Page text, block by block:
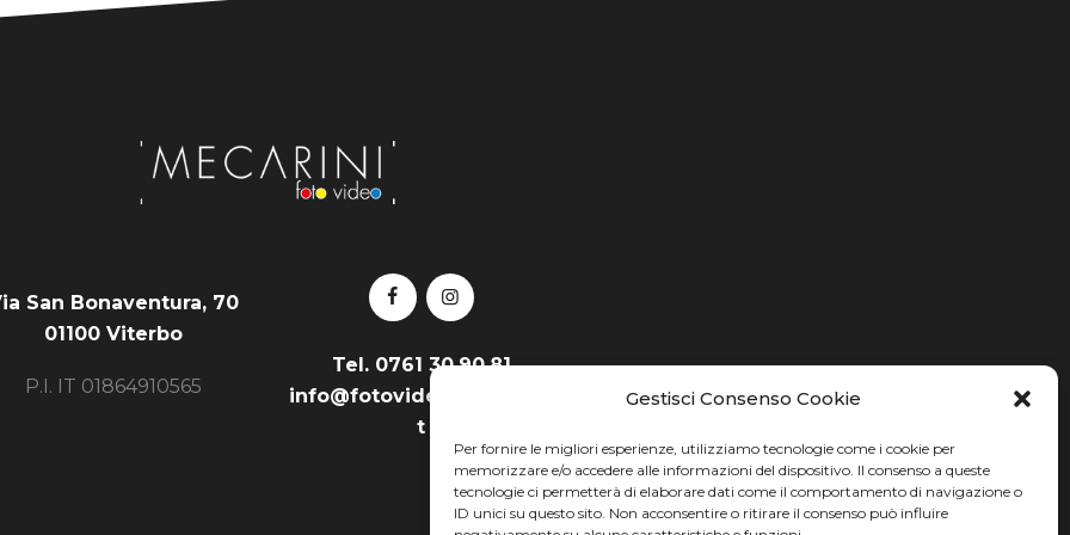
Gestisci Consenso Cookie
Per fornire le migliori esperienze, utilizziamo tecnologie come i cookie per
memorizzare e/o accedere alle informazioni del dispositivo. Il consenso a queste
tecnologie ci permetterà di elaborare dati come il comportamento di navigazione o
ID unici su questo sito. Non acconsentire o ritirare il consenso può influire
San Bonaventura, 70
01100 Viterbo
P.I. IT 01864910565
Tel. 0761 30.90.81
info@fotovideomecarini.i
t